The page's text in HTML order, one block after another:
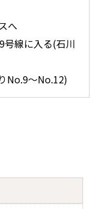
へ
号線に入る(石川
No.9～No.12)